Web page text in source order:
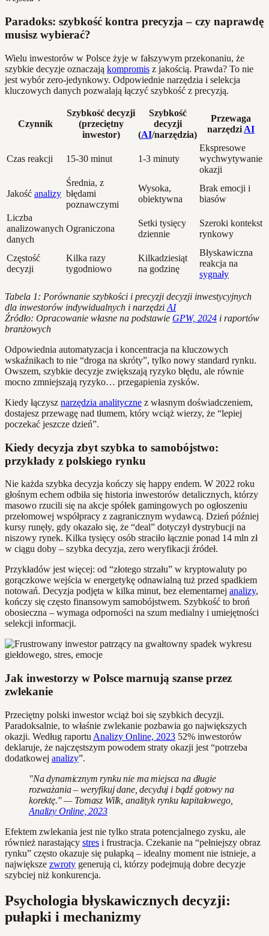
Paradoks: szybkość kontra precyzja – czy naprawdę
musisz wybierać?
Wielu inwestorów w Polsce żyje w fałszywym przekonaniu, że
szybkie decyzje oznaczają kompromis z jakością. Prawda? To nie
jest wybór zero-jedynkowy. Odpowiednie narzędzia i selekcja
kluczowych danych pozwalają łączyć szybkość z precyzją.
Czynnik
Szybkość decyzji
(przeciętny
inwestor)
Szybkość
decyzji
(AI/narzędzia)
Przewaga
narzędzi AI
Czas reakcji 15-30 minut 1-3 minuty
Ekspresowe
wychwytywanie
okazji
Jakość analizy
Średnia, z
błędami
poznawczymi
Wysoka,
obiektywna
Brak emocji i
biasów
Liczba
analizowanych
danych
Ograniczona
Setki tysięcy
dziennie
Szeroki kontekst
rynkowy
Częstość
decyzji
Kilka razy
tygodniowo
Kilkadziesiąt
na godzinę
Błyskawiczna
reakcja na
sygnały
Tabela 1: Porównanie szybkości i precyzji decyzji inwestycyjnych
dla inwestorów indywidualnych i narzędzi AI
Źródło: Opracowanie własne na podstawie GPW, 2024 i raportów
branżowych
Odpowiednia automatyzacja i koncentracja na kluczowych
wskaźnikach to nie “droga na skróty”, tylko nowy standard rynku.
Owszem, szybkie decyzje zwiększają ryzyko błędu, ale równie
mocno zmniejszają ryzyko… przegapienia zysków.
Kiedy łączysz narzędzia analityczne z własnym doświadczeniem,
dostajesz przewagę nad tłumem, który wciąż wierzy, że “lepiej
poczekać jeszcze dzień”.
Kiedy decyzja zbyt szybka to samobójstwo:
przykłady z polskiego rynku
Nie każda szybka decyzja kończy się happy endem. W 2022 roku
głośnym echem odbiła się historia inwestorów detalicznych, którzy
masowo rzucili się na akcje spółek gamingowych po ogłoszeniu
przełomowej współpracy z zagranicznym wydawcą. Dzień później
kursy runęły, gdy okazało się, że “deal” dotyczył dystrybucji na
niszowy rynek. Kilka tysięcy osób straciło łącznie ponad 14 mln zł
w ciągu doby – szybka decyzja, zero weryfikacji źródeł.
Przykładów jest więcej: od “złotego strzału” w kryptowaluty po
gorączkowe wejścia w energetykę odnawialną tuż przed spadkiem
notowań. Decyzja podjęta w kilka minut, bez elementarnej analizy,
kończy się często finansowym samobójstwem. Szybkość to broń
obosieczna – wymaga odporności na szum medialny i umiejętności
selekcji informacji.
Jak inwestorzy w Polsce marnują szanse przez
zwlekanie
Przeciętny polski inwestor wciąż boi się szybkich decyzji.
Paradoksalnie, to właśnie zwlekanie pozbawia go największych
okazji. Według raportu Analizy Online, 2023 52% inwestorów
deklaruje, że najczęstszym powodem straty okazji jest “potrzeba
dodatkowej analizy”.
"Na dynamicznym rynku nie ma miejsca na długie
rozważania – weryfikuj dane, decyduj i bądź gotowy na
korektę." — Tomasz Wilk, analityk rynku kapitałowego,
Analizy Online, 2023
Efektem zwlekania jest nie tylko strata potencjalnego zysku, ale
również narastający stres i frustracja. Czekanie na “pełniejszy obraz
rynku” często okazuje się pułapką – idealny moment nie istnieje, a
największe zwroty generują ci, którzy podejmują dobre decyzje
szybciej niż konkurencja.
Psychologia błyskawicznych decyzji:
pułapki i mechanizmy